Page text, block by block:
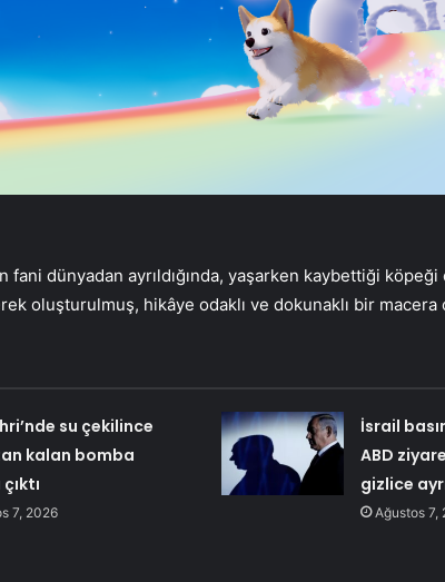
fani dünyadan ayrıldığında, yaşarken kaybettiği köpeği
oluşturulmuş, hikâye odaklı ve dokunaklı bir macera
su çekilince
kalan bomba
7, 2026
İsrail
ABD
gizlice
Ağustos 7,